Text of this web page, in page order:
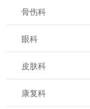
骨伤科
眼科
皮肤科
康复科